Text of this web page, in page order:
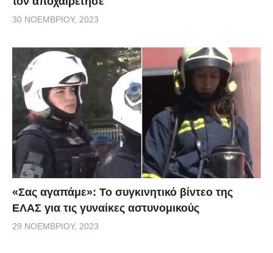
30 ΝΟΕΜΒΡΊΟΥ, 2023
«Σας αγαπάμε»: Το συγκινητικό βίντεο της
ΕΛΑΣ για τις γυναίκες αστυνομικούς
29 ΝΟΕΜΒΡΊΟΥ, 2023